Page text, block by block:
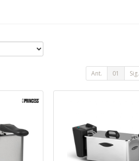
Ant. 01 Sig.